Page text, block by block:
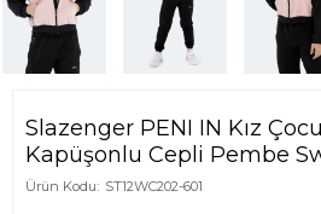
Slazenger PENI IN Kız
Kapüşonlu Cepli Pembe
Ürün Kodu: ST12WC202-601